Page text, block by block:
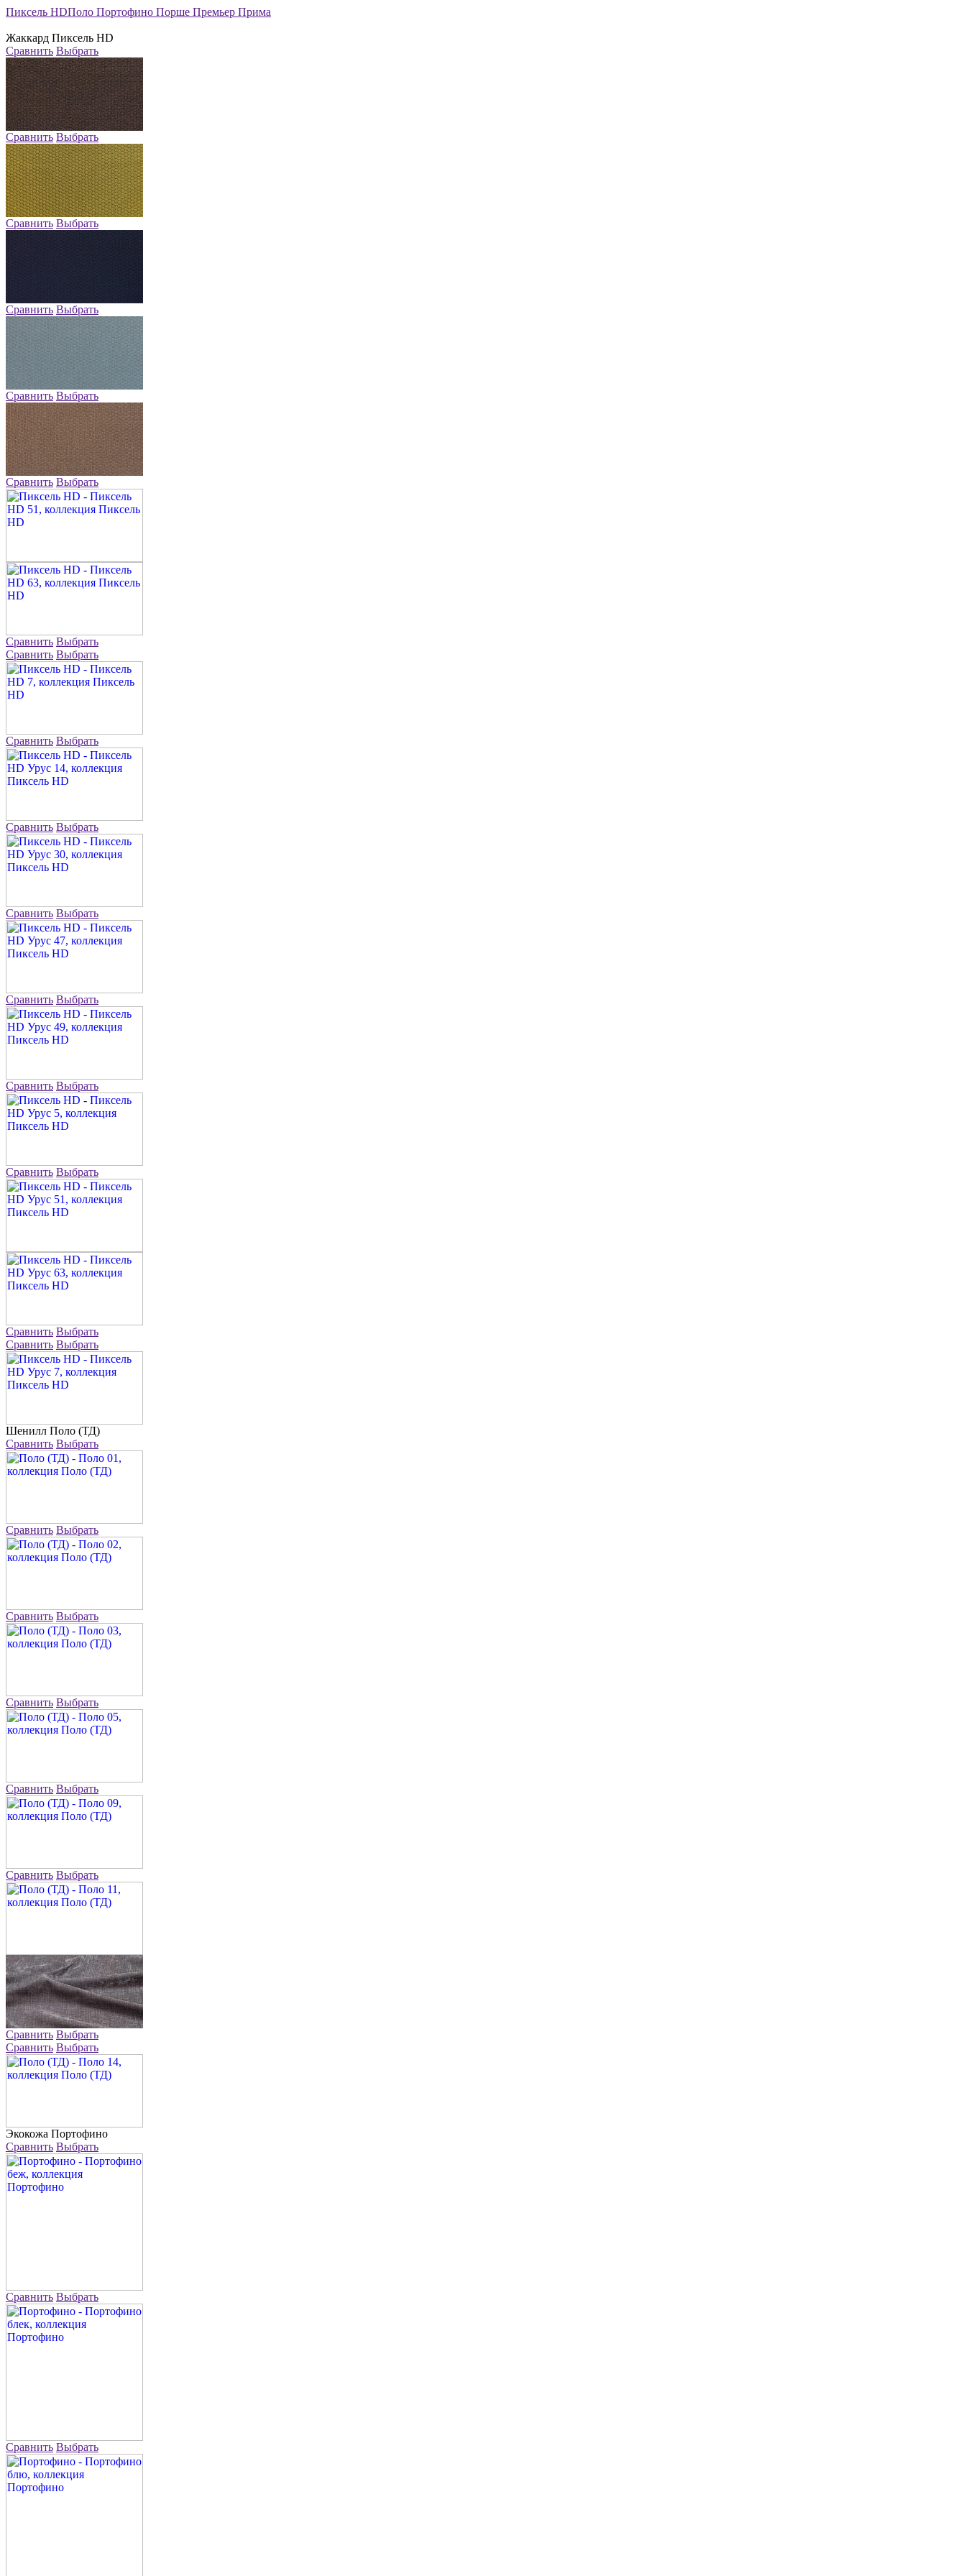
Пиксель HDПоло Портофино Порше Премьер Прима
Жаккард Пиксель HD
Сравнить Выбрать
Сравнить Выбрать
Сравнить Выбрать
Сравнить Выбрать
Сравнить Выбрать
Сравнить Выбрать
Сравнить Выбрать
Сравнить Выбрать
Сравнить Выбрать
Сравнить Выбрать
Сравнить Выбрать
Сравнить Выбрать
Сравнить Выбрать
Сравнить Выбрать
Сравнить Выбрать
Сравнить Выбрать
Шенилл Поло (ТД)
Сравнить Выбрать
Сравнить Выбрать
Сравнить Выбрать
Сравнить Выбрать
Сравнить Выбрать
Сравнить Выбрать
Сравнить Выбрать
Сравнить Выбрать
Экокожа Портофино
Сравнить Выбрать
Сравнить Выбрать
Сравнить Выбрать